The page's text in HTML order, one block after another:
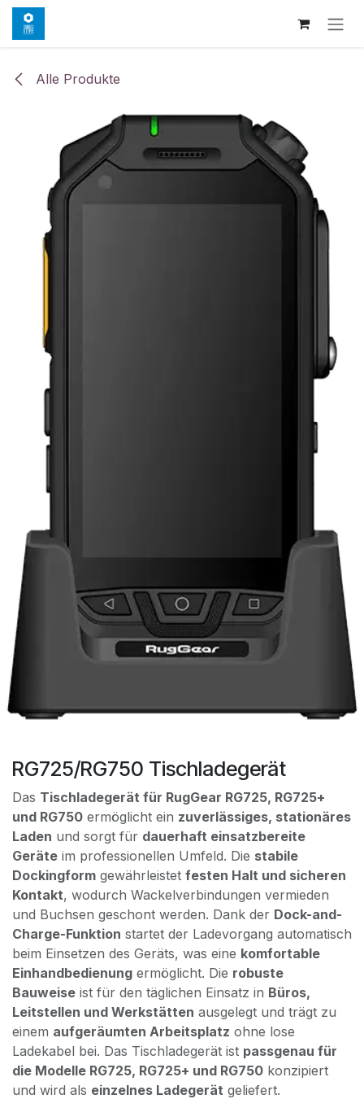
Zum Inhalt springen
Alle Produkte
RG725/RG750 Tischladegerät
Das Tischladegerät für RugGear RG725, RG725+
und RG750 ermöglicht ein zuverlässiges, stationäres
Laden und sorgt für dauerhaft einsatzbereite
Geräte im professionellen Umfeld. Die stabile
Dockingform gewährleistet festen Halt und sicheren
Kontakt, wodurch Wackelverbindungen vermieden
und Buchsen geschont werden. Dank der Dock-and-
Charge-Funktion startet der Ladevorgang automatisch
beim Einsetzen des Geräts, was eine komfortable
Einhandbedienung ermöglicht. Die robuste
Bauweise ist für den täglichen Einsatz in Büros,
Leitstellen und Werkstätten ausgelegt und trägt zu
einem aufgeräumten Arbeitsplatz ohne lose
Ladekabel bei. Das Tischladegerät ist passgenau für
die Modelle RG725, RG725+ und RG750 konzipiert
und wird als einzelnes Ladegerät geliefert.